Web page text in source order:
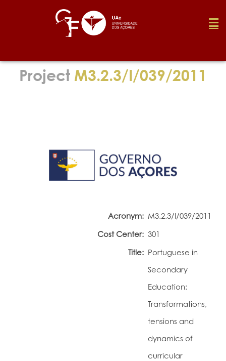
Foundation
Project M3.2.3/I/039/2011
Acronym: M3.2.3/I/039/2011
Cost Center: 301
Title: Portuguese in
Secondary
Education:
Transformations,
tensions and
dynamics of
curricular